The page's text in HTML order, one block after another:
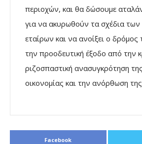
περιοχών, και θα δώσουμε
για να ακυρωθούν τα σχέδια των
εταίρων και να ανοίξει ο δρόμος
την προοδευτική έξοδο από την
ριζοσπαστική ανασυγκρότηση
οικονομίας και την ανόρθωση
Facebook